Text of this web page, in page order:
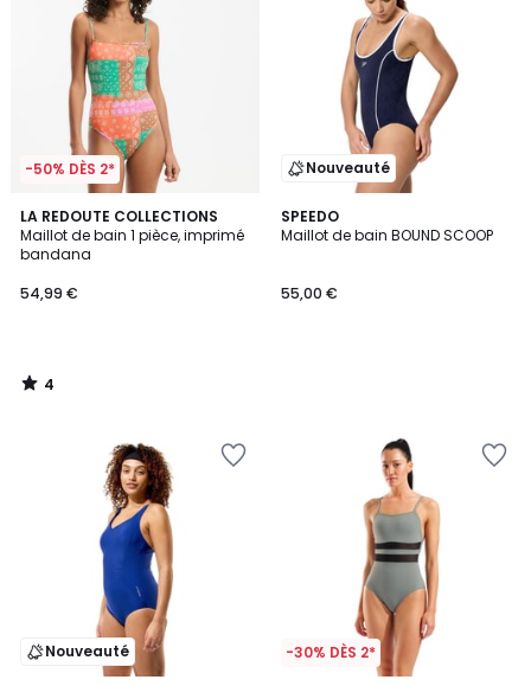
-50% DÈS 2*
LA REDOUTE COLLECTIONS
Maillot de bain 1 pièce, imprimé
bandana
54,99 €
4
/
5
4
/
Nouveauté
SPEEDO
Maillot de bain BOUND SCOOP
55,00 €
Nouveauté -30% DÈS 2*